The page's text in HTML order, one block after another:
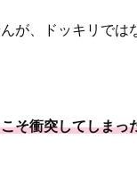
が、ドッキリでは
そ衝突してしまっ